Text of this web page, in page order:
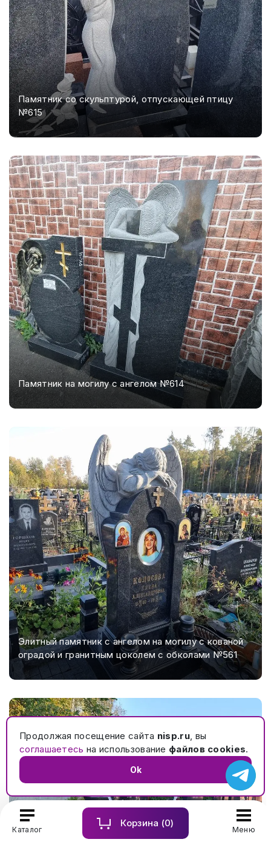
Каталог
Корзина (0)
Меню
Памятник со скульптурой, отпускающей птицу
№615
Памятник на могилу с ангелом №614
Элитный памятник с ангелом на могилу с кованой
оградой и гранитным цоколем с обколами №561
Продолжая посещение сайта nisp.ru, вы
соглашаетесь на использование файлов cookies.
Ok